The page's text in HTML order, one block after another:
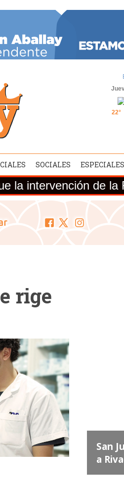
22°
SOCIALES ESPECIALES
de la Ruta
rige
Diputados
"San
en Santa
San
a